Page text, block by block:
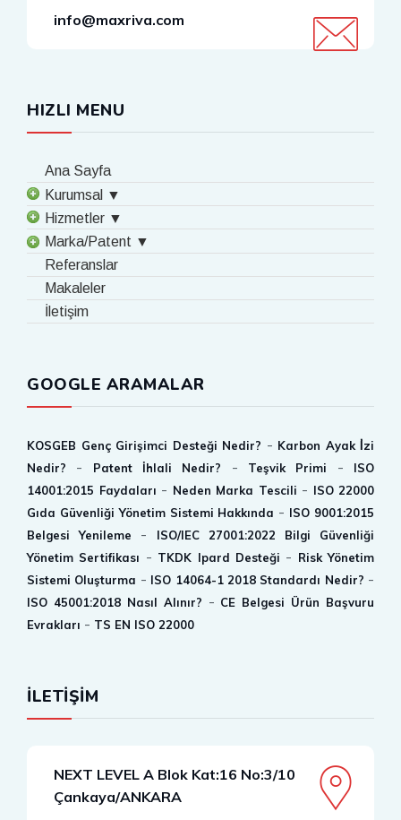
info@maxriva.com
HIZLI MENU
Ana Sayfa
Kurumsal ▼
Hizmetler ▼
Marka/Patent ▼
Referanslar
Makaleler
İletişim
GOOGLE ARAMALAR
KOSGEB Genç Girişimci Desteği Nedir? - Karbon Ayak İ̇zi
Nedir?
- Patent İhlali Nedir? - Teşvik Primi -
ISO
14001:2015 Faydaları - Neden Marka Tescili - ISO 22000
Gıda Güvenliği Yönetim Sistemi Hakkında - ISO 9001:2015
Belgesi Yenileme
-
ISO/IEC 27001:2022 Bilgi Güvenliği
Yönetim Sertifikası - TKDK Ipard Desteği - Risk Yönetim
Sistemi Oluşturma - ISO 14064-1 2018 Standardı Nedir? -
ISO 45001:2018 Nasıl Alınır? - CE Belgesi Ürün Başvuru
Evrakları - TS EN ISO 22000
İLETİŞİM
NEXT LEVEL A Blok Kat:16 No:3/10
Çankaya/ANKARA